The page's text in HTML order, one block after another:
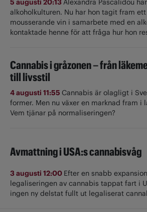
5 augusti 20:13Alexandra Pascalidou
alkoholkulturen. Nu har hon tagit fram
mousserande vin i samarbete med en
kontaktade henne för att fråga hur hon
Cannabis i gråzonen – från
till livsstil
4 augusti 11:55 Cannabis är olagligt i
former. Men nu växer en marknad fram i
Vem tjänar på normaliseringen?
Avmattning i USA:s cannabisvåg
3 augusti 12:00 Efter en snabb
legaliseringen av cannabis tappat fart i
ingen ny delstat fullt ut ­legaliserat